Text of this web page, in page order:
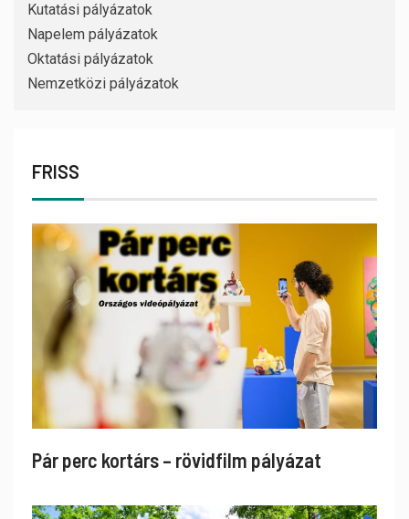
Kutatási pályázatok
Napelem pályázatok
Oktatási pályázatok
Nemzetközi pályázatok
FRISS
Pár perc kortárs – rövidfilm pályázat